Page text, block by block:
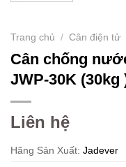
Trang chủ / Cân điện tử
Cân chống
JWP-30K (30kg
Liên hệ
Hãng Sản Xuất: Jadever